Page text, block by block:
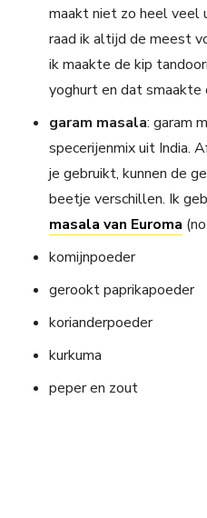
maakt niet zo heel veel
raad ik altijd de meest
ik maakte de kip
yoghurt en dat smaakte
garam masala: garam
specerijenmix uit India.
je gebruikt, kunnen de
beetje verschillen. Ik
masala van Euroma
komijnpoeder
gerookt paprikapoeder
korianderpoeder
kurkuma
peper en zout